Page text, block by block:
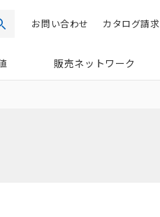
検索 カタログ請求
お問い合わせ
販売ネットワーク